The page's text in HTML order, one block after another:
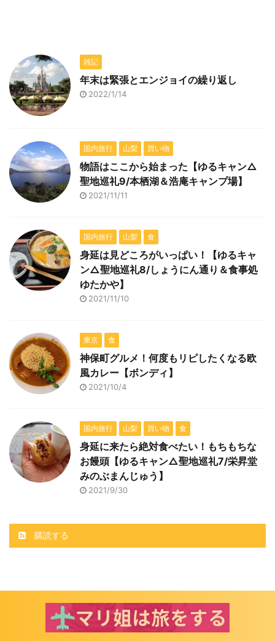
雑記
年末は緊張とエンジョイの繰り返し
2022/1/14
国内旅行 山梨 買い物
物語はここから始まった【ゆるキャン△
聖地巡礼9/本栖湖＆浩庵キャンプ場】
2021/11/11
国内旅行 山梨 食
身延は見どころがいっぱい！【ゆるキャ
ン△聖地巡礼8/しょうにん通り＆食事処
ゆたかや】
2021/11/10
東京 食
神保町グルメ！何度もリピしたくなる欧
風カレー【ボンディ】
2021/10/4
国内旅行 山梨 買い物 食
身延に来たら絶対食べたい！もちもちな
お饅頭【ゆるキャン△聖地巡礼7/栄昇堂
みのぶまんじゅう】
2021/9/30
購読する